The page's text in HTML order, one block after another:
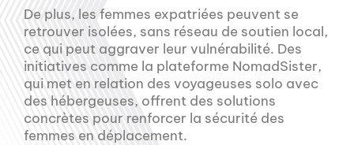
De plus, les femmes expatriées peuvent se
retrouver isolées, sans réseau de soutien local,
ce qui peut aggraver leur vulnérabilité. Des
initiatives comme la plateforme NomadSister,
qui met en relation des voyageuses solo avec
des hébergeuses, offrent des solutions
concrètes pour renforcer la sécurité des
femmes en déplacement.